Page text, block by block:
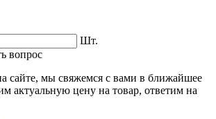
Шт.
вопрос
сайте, мы свяжемся с вами в ближайшее
актуальную цену на товар, ответим на